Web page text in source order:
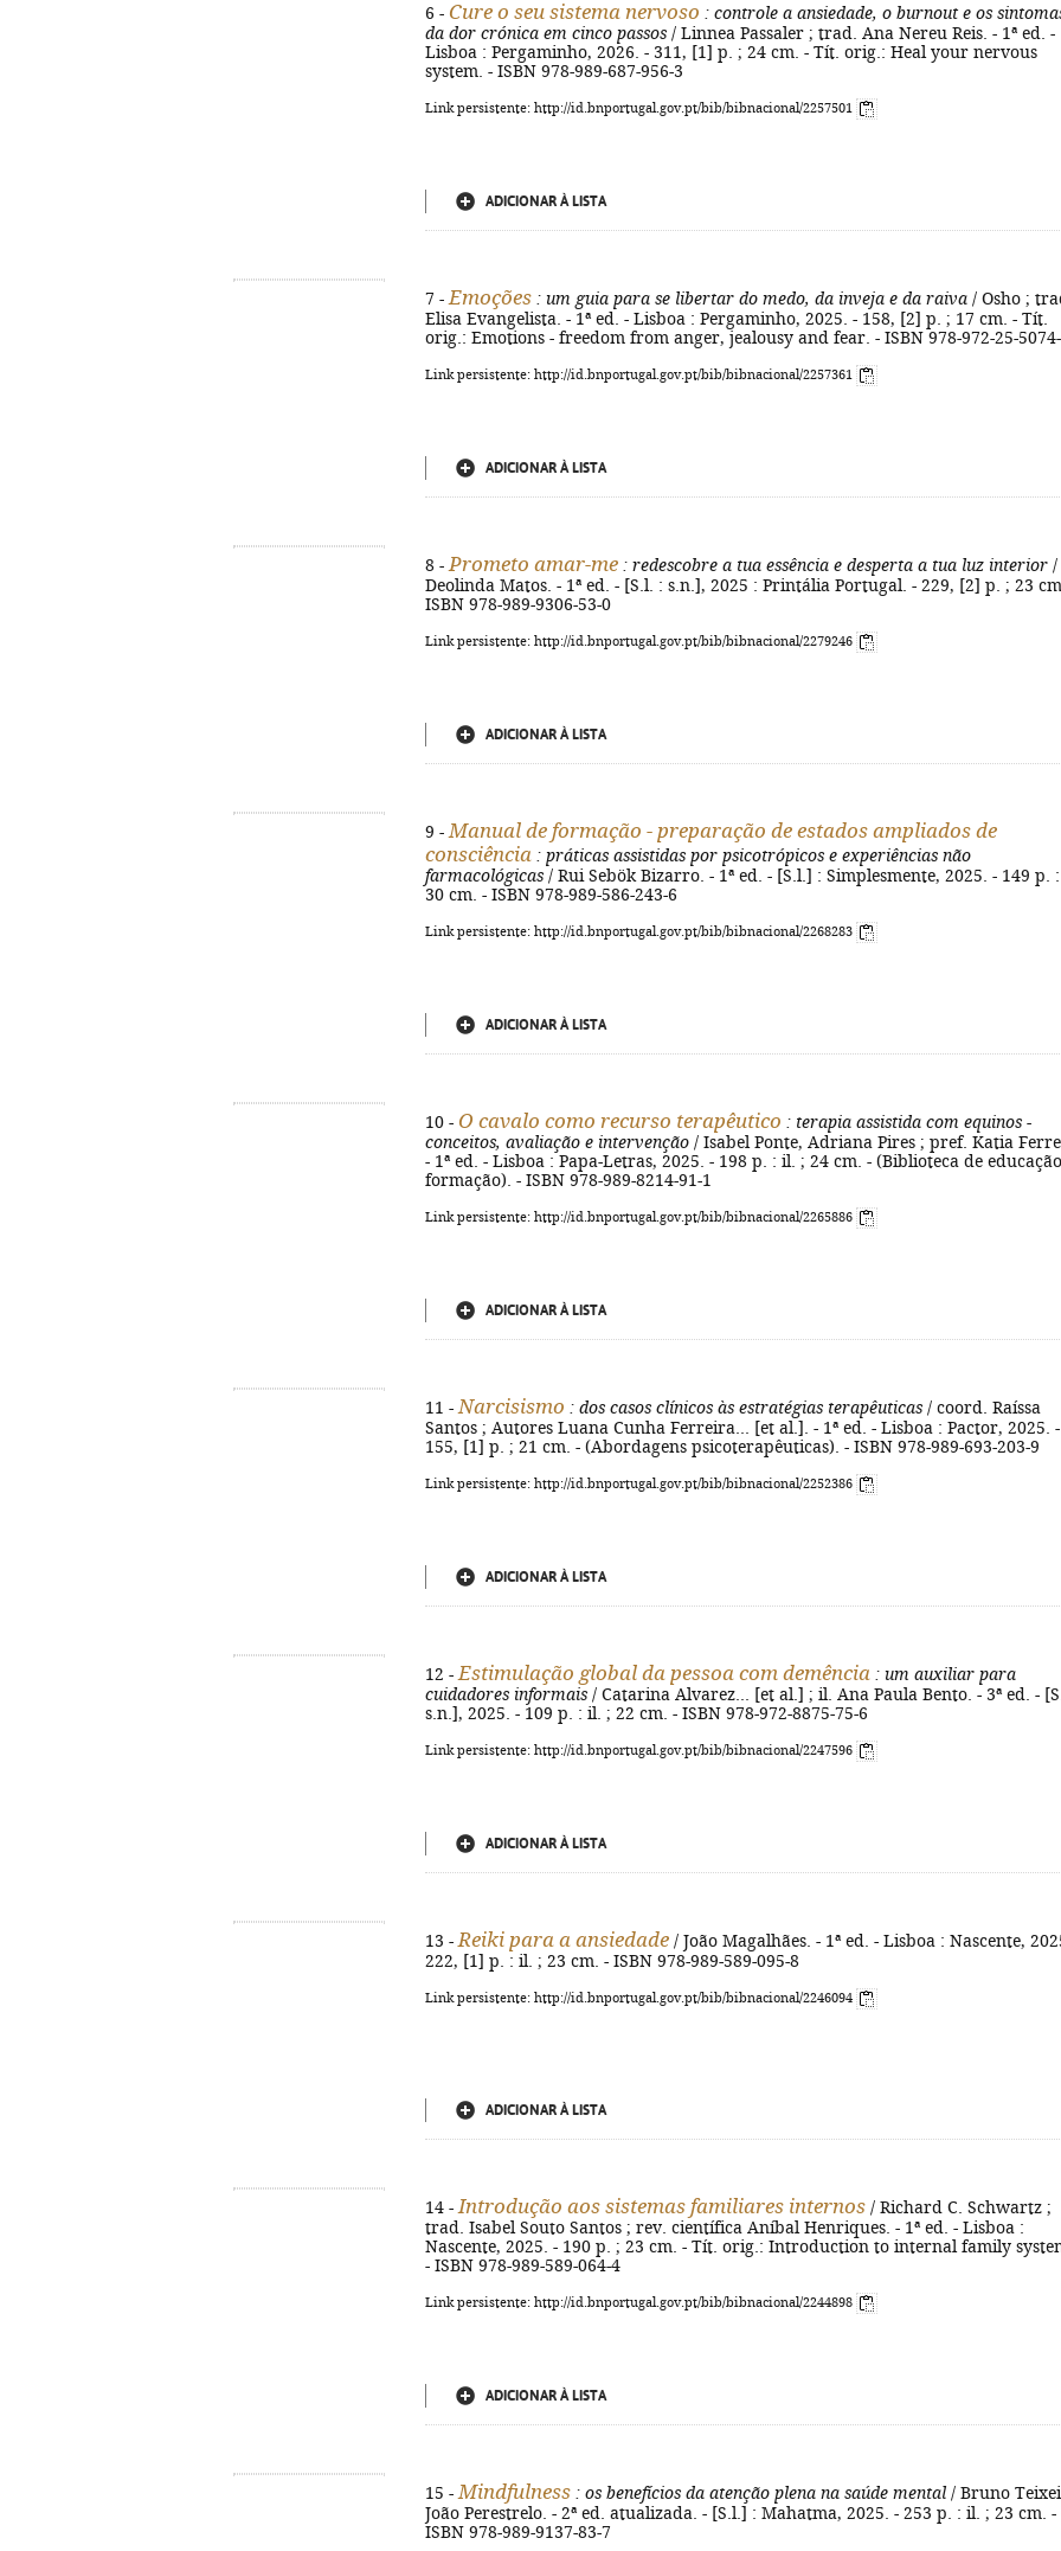
6 - Cure o seu sistema nervoso : controle a ansiedade, o burnout e os
da dor crónica em cinco passos / Linnea Passaler ; trad. Ana Nereu Reis. - 1ª ed. -
Lisboa : Pergaminho, 2026. - 311, [1] p. ; 24 cm. - Tít. orig.: Heal your nervous
system. - ISBN 978-989-687-956-3
Link persistente: http://id.bnportugal.gov.pt/bib/bibnacional/2257501
ADICIONAR À LISTA
7 - Emoções : um guia para se libertar do medo, da inveja e da raiva / Osho ;
Elisa Evangelista. - 1ª ed. - Lisboa : Pergaminho, 2025. - 158, [2] p. ; 17 cm. - Tít.
orig.: Emotions - freedom from anger, jealousy and fear. - ISBN 978-972-25-5074-
Link persistente: http://id.bnportugal.gov.pt/bib/bibnacional/2257361
ADICIONAR À LISTA
8 - Prometo amar-me : redescobre a tua essência e desperta a tua luz interior /
Deolinda Matos. - 1ª ed. - [S.l. : s.n.], 2025 : Printália Portugal. - 229, [2] p. ; 23
ISBN 978-989-9306-53-0
Link persistente: http://id.bnportugal.gov.pt/bib/bibnacional/2279246
ADICIONAR À LISTA
9 - Manual de formação - preparação de estados ampliados de
consciência : práticas assistidas por psicotrópicos e experiências não
farmacológicas / Rui Sebök Bizarro. - 1ª ed. - [S.l.] : Simplesmente, 2025. - 149 p.
30 cm. - ISBN 978-989-586-243-6
Link persistente: http://id.bnportugal.gov.pt/bib/bibnacional/2268283
ADICIONAR À LISTA
10 - O cavalo como recurso terapêutico : terapia assistida com equinos -
conceitos, avaliação e intervenção / Isabel Ponte, Adriana Pires ; pref. Katia
- 1ª ed. - Lisboa : Papa-Letras, 2025. - 198 p. : il. ; 24 cm. - (Biblioteca de
formação). - ISBN 978-989-8214-91-1
Link persistente: http://id.bnportugal.gov.pt/bib/bibnacional/2265886
ADICIONAR À LISTA
11 - Narcisismo : dos casos clínicos às estratégias terapêuticas / coord. Raíssa
Santos ; Autores Luana Cunha Ferreira... [et al.]. - 1ª ed. - Lisboa : Pactor, 2025. -
155, [1] p. ; 21 cm. - (Abordagens psicoterapêuticas). - ISBN 978-989-693-203-9
Link persistente: http://id.bnportugal.gov.pt/bib/bibnacional/2252386
ADICIONAR À LISTA
12 - Estimulação global da pessoa com demência : um auxiliar para
cuidadores informais / Catarina Alvarez... [et al.] ; il. Ana Paula Bento. - 3ª ed. -
s.n.], 2025. - 109 p. : il. ; 22 cm. - ISBN 978-972-8875-75-6
Link persistente: http://id.bnportugal.gov.pt/bib/bibnacional/2247596
ADICIONAR À LISTA
13 - Reiki para a ansiedade / João Magalhães. - 1ª ed. - Lisboa : Nascente,
222, [1] p. : il. ; 23 cm. - ISBN 978-989-589-095-8
Link persistente: http://id.bnportugal.gov.pt/bib/bibnacional/2246094
ADICIONAR À LISTA
14 - Introdução aos sistemas familiares internos / Richard C. Schwartz ;
trad. Isabel Souto Santos ; rev. científica Aníbal Henriques. - 1ª ed. - Lisboa :
Nascente, 2025. - 190 p. ; 23 cm. - Tít. orig.: Introduction to internal family
- ISBN 978-989-589-064-4
Link persistente: http://id.bnportugal.gov.pt/bib/bibnacional/2244898
ADICIONAR À LISTA
15 - Mindfulness : os benefícios da atenção plena na saúde mental / Bruno
João Perestrelo. - 2ª ed. atualizada. - [S.l.] : Mahatma, 2025. - 253 p. : il. ; 23 cm. -
ISBN 978-989-9137-83-7